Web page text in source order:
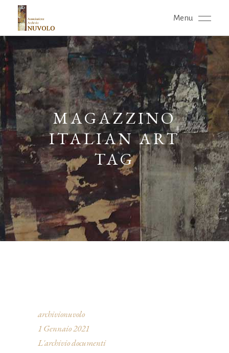
Menu
MAGAZZINO
ITALIAN ART
TAG
archivionuvolo
1 Gennaio 2021
L'archivio documenti